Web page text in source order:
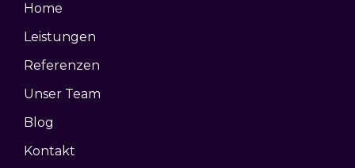
Home
Leistungen
Referenzen
Unser Team
Blog
Kontakt